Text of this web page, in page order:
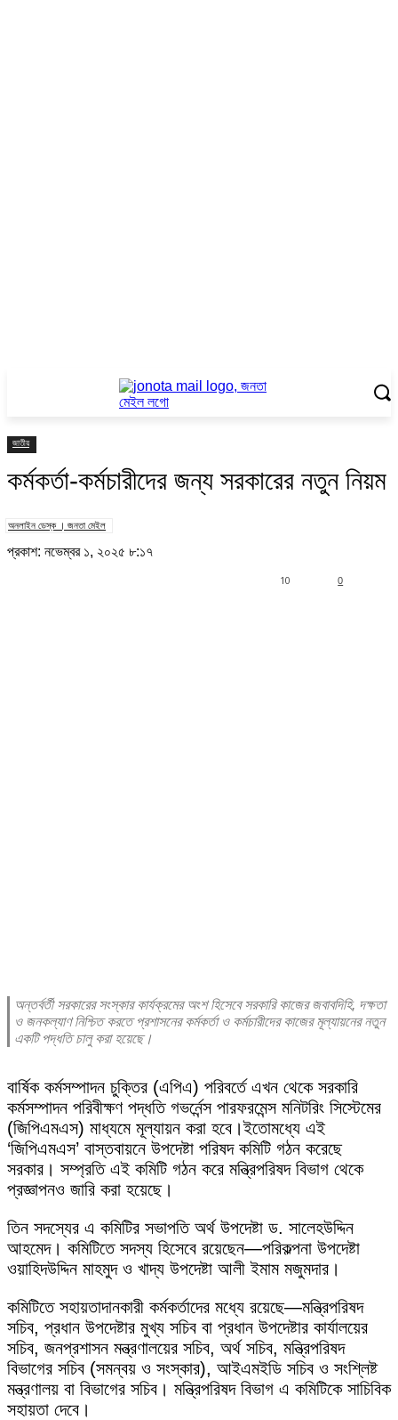
জাতীয়
কর্মকর্তা-কর্মচারীদের জন্য সরকারের নতুন নিয়ম
অনলাইন ডেস্ক । জনতা মেইল
প্রকাশ: নভেম্বর ১, ২০২৫ ৮:১৭
0
10
অন্তর্বর্তী সরকারের সংস্কার কার্যক্রমের অংশ হিসেবে সরকারি কাজের জবাবদিহি, দক্ষতা
ও জনকল্যাণ নিশ্চিত করতে প্রশাসনের কর্মকর্তা ও কর্মচারীদের কাজের মূল্যায়নের নতুন
একটি পদ্ধতি চালু করা হয়েছে।
বার্ষিক কর্মসম্পাদন চুক্তির (এপিএ) পরিবর্তে এখন থেকে সরকারি
কর্মসম্পাদন পরিবীক্ষণ পদ্ধতি গভর্নেন্স পারফরমেন্স মনিটরিং সিস্টেমের
(জিপিএমএস) মাধ্যমে মূল্যায়ন করা হবে।ইতোমধ্যে এই
‘জিপিএমএস’ বাস্তবায়নে উপদেষ্টা পরিষদ কমিটি গঠন করেছে
সরকার। সম্প্রতি এই কমিটি গঠন করে মন্ত্রিপরিষদ বিভাগ থেকে
প্রজ্ঞাপনও জারি করা হয়েছে।
তিন সদস্যের এ কমিটির সভাপতি অর্থ উপদেষ্টা ড. সালেহউদ্দিন
আহমেদ। কমিটিতে সদস্য হিসেবে রয়েছেন—পরিকল্পনা উপদেষ্টা
ওয়াহিদউদ্দিন মাহমুদ ও খাদ্য উপদেষ্টা আলী ইমাম মজুমদার।
কমিটিতে সহায়তাদানকারী কর্মকর্তাদের মধ্যে রয়েছে—মন্ত্রিপরিষদ
সচিব, প্রধান উপদেষ্টার মুখ্য সচিব বা প্রধান উপদেষ্টার কার্যালয়ের
সচিব, জনপ্রশাসন মন্ত্রণালয়ের সচিব, অর্থ সচিব, মন্ত্রিপরিষদ
বিভাগের সচিব (সমন্বয় ও সংস্কার), আইএমইডি সচিব ও সংশ্লিষ্ট
মন্ত্রণালয় বা বিভাগের সচিব। মন্ত্রিপরিষদ বিভাগ এ কমিটিকে সাচিবিক
সহায়তা দেবে।